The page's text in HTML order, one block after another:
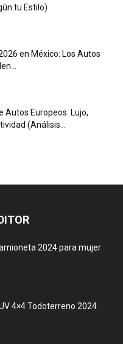
tu Estilo)
en México: Los Autos
Autos Europeos: Lujo,
(Análisis...
2024 para mujer
4×4 Todoterreno 2024